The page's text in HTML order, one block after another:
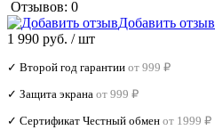
Отзывов: 0
Добавить отзыв
1 990 руб. / шт
✓ Второй год гарантии от 999 ₽
✓ Защита экрана от 999 ₽
✓ Сертификат Честный обмен от 1999 ₽